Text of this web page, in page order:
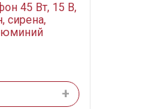
45 Вт, 15 В,
сирена,
+